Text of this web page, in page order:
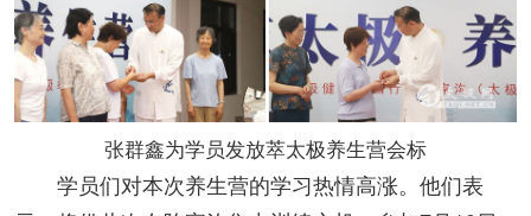
张群鑫为学员发放萃太极养生营会标
学员们对本次养生营的学习热情高涨。他们表